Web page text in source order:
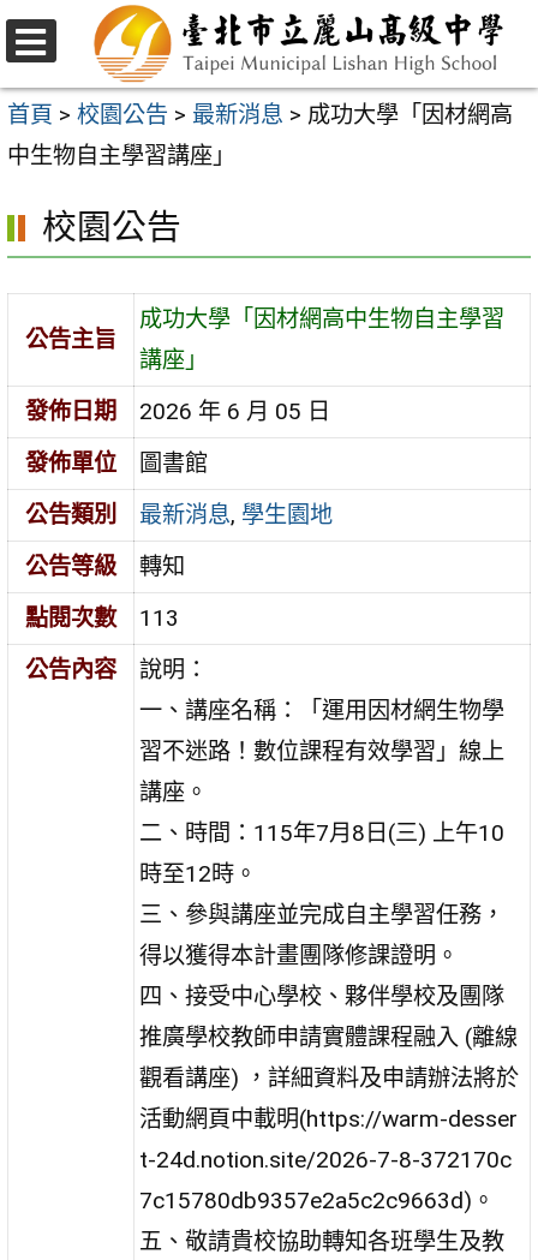
跳
至
主
要
容
區
選
單
首頁 > 校園公告 > 最新消息 > 成功大學「因材網高
中生物自主學習講座」
校園公告
公告主旨
成功大學「因材網高中生物自主學習
講座」
發佈日期
2026 年 6 月 05 日
發佈單位
圖書館
公告類別
最新消息, 學生園地
公告等級
轉知
點閱次數
113
公告內容
說明：
一、講座名稱：「運用因材網生物學
習不迷路！數位課程有效學習」線上
講座。
二、時間：115年7月8日(三) 上午10
時至12時。
三、參與講座並完成自主學習任務，
得以獲得本計畫團隊修課證明。
四、接受中心學校、夥伴學校及團隊
推廣學校教師申請實體課程融入 (離線
觀看講座) ，詳細資料及申請辦法將於
活動網頁中載明(https://warm-desser
t-24d.notion.site/2026-7-8-372170c
7c15780db9357e2a5c2c9663d)。
五、敬請貴校協助轉知各班學生及教